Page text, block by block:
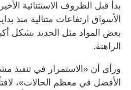
بدأ قبل الظروف الاستثنائية
الأسواق ارتفاعات متتالية منذ
بعض المواد مثل الحديد بشكل
الراهنة.
ورأى أن «الاستمرار في تنفيذ
الأفضل في معظم الحالات»،